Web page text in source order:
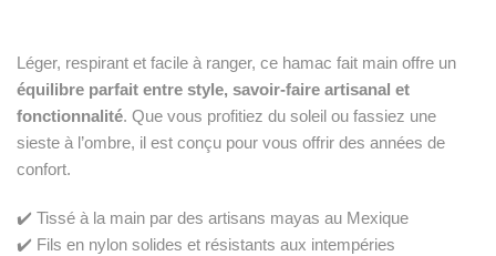
Léger, respirant et facile à ranger, ce hamac fait main offre un
équilibre parfait entre style, savoir-faire artisanal et
fonctionnalité. Que vous profitiez du soleil ou fassiez une
sieste à l’ombre, il est conçu pour vous offrir des années de
confort.
✔️ Tissé à la main par des artisans mayas au Mexique
✔️ Fils en nylon solides et résistants aux intempéries